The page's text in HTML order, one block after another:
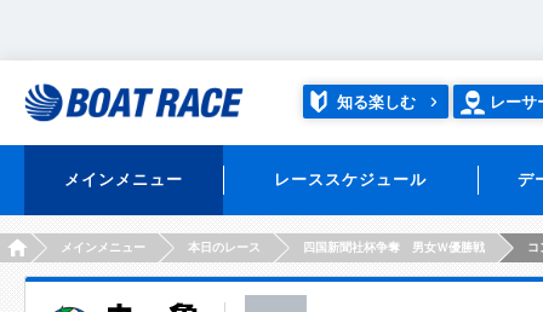
知る楽しむ レーサ
メインメニュー レーススケジュール デ
HOMEメインメニュー 本日のレース 四国新聞社杯争奪 男女Ｗ優勝戦 コ